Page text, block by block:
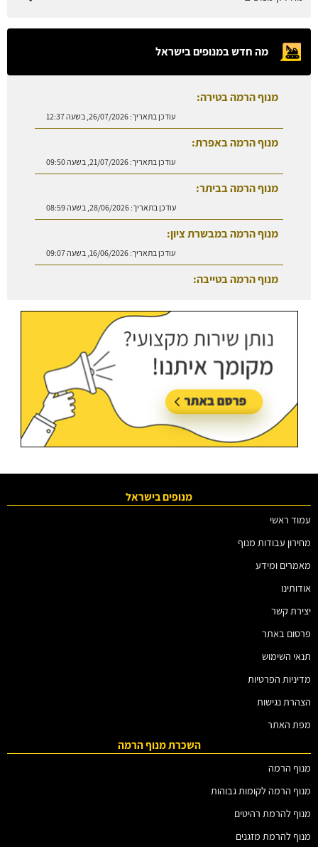
מה חדש במנופים בישראל
מנוף הרמה בטירה:
עודכן בתאריך:26/07/2026, בשעה 12:37
מנוף הרמה באפרת:
עודכן בתאריך:21/07/2026, בשעה 09:50
מנוף הרמה בביתר:
עודכן בתאריך:28/06/2026, בשעה 08:59
מנוף הרמה במבשרת ציון:
עודכן בתאריך:16/06/2026, בשעה 09:07
מנוף הרמה בטייבה:
מנופים בישראל
עמוד ראשי
מחירון עבודות מנוף
מאמרים ומידע
אודותינו
יצירת קשר
פרסום באתר
תנאי השימוש
מדיניות הפרטיות
הצהרת נגישות
מפת האתר
השכרת מנוף הרמה
מנוף הרמה
מנוף הרמה לקומות גבוהות
מנוף להרמת רהיטים
מנוף להרמת מזגנים